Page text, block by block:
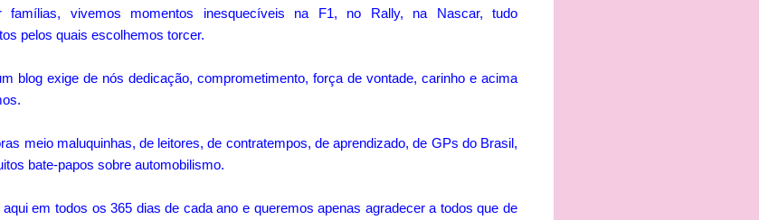
famílias, vivemos momentos inesquecíveis na F1, no Rally, na Nascar, tudo
pelos quais escolhemos torcer.
blog exige de nós dedicação, comprometimento, força de vontade, carinho e acima
meio maluquinhas, de leitores, de contratempos, de aprendizado, de GPs do Brasil,
bate-papos sobre automobilismo.
em todos os 365 dias de cada ano e queremos apenas agradecer a todos que de